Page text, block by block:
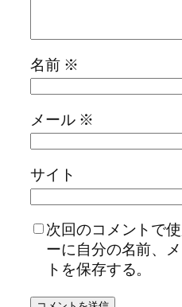
名前 ※
メール ※
サイト
次回のコメントで
ーに自分の名前、
トを保存する。